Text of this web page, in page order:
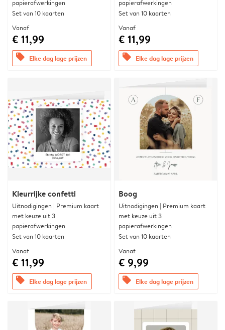
papierafwerkingen
Set van 10 kaarten
Vanaf
€ 11,99
offers Elke dag lage prijzen
papierafwerkingen
Set van 10 kaarten
Vanaf
€ 11,99
offers Elke dag lage prijzen
Kleurrijke confetti
Uitnodigingen | Premium kaart
met keuze uit 3
papierafwerkingen
Set van 10 kaarten
Vanaf
€ 11,99
offers Elke dag lage prijzen
Boog
Uitnodigingen | Premium kaart
met keuze uit 3
papierafwerkingen
Set van 10 kaarten
Vanaf
€ 9,99
offers Elke dag lage prijzen